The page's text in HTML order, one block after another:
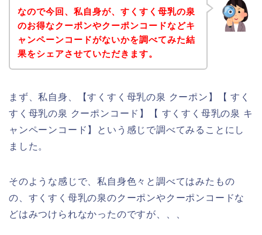
なので今回、私自身が、すくすく母乳の泉
のお得なクーポンやクーポンコードなどキ
ャンペーンコードがないかを調べてみた結
果をシェアさせていただきます。
まず、私自身、【すくすく母乳の泉 クーポン】【 すく
すく母乳の泉 クーポンコード】【 すくすく母乳の泉 キ
ャンペーンコード】という感じで調べてみることにし
ました。
そのような感じで、私自身色々と調べてはみたもの
の、すくすく母乳の泉のクーポンやクーポンコードな
どはみつけられなかったのですが、、、